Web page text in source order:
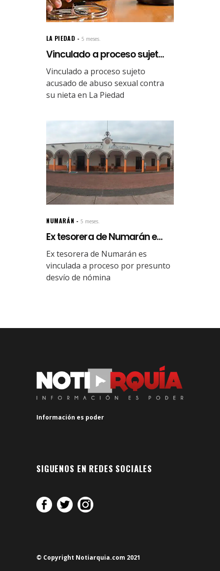
LA PIEDAD 5 meses.
Vinculado a proceso sujet...
Vinculado a proceso sujeto
acusado de abuso sexual contra
su nieta en La Piedad
NUMARÁN 5 meses.
Ex tesorera de Numarán e...
Ex tesorera de Numarán es
vinculada a proceso por presunto
desvío de nómina
Información es poder
SIGUENOS EN REDES SOCIALES
© Copyright Notiarquia.com 2021